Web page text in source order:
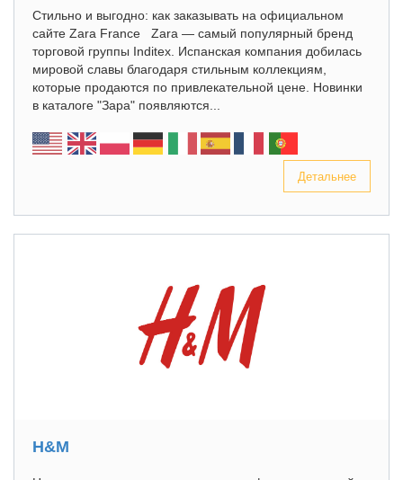
Стильно и выгодно: как заказывать на официальном
сайте Zara France Zara — самый популярный бренд
торговой группы Inditex. Испанская компания добилась
мировой славы благодаря стильным коллекциям,
которые продаются по привлекательной цене. Новинки
в каталоге "Зара" появляются...
Детальнее
H&M